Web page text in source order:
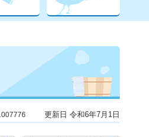
更新日 令和6年7月1日